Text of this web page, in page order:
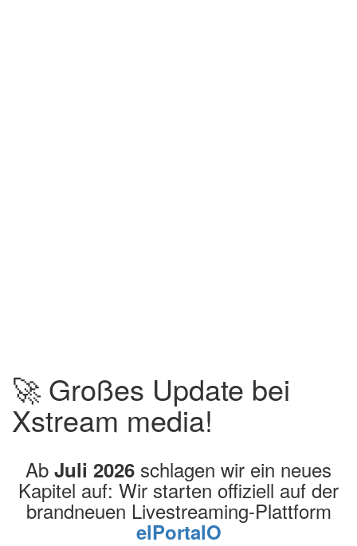
🚀 Großes Update bei
Xstream media!
Ab Juli 2026 schlagen wir ein neues
Kapitel auf: Wir starten offiziell auf der
brandneuen Livestreaming-Plattform
elPortalO